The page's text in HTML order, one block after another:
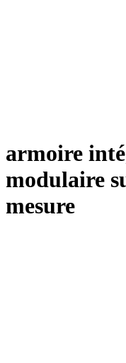
armoire
modulaire
mesure